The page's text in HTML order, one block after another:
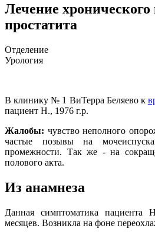
Лечение хронического
простатита
Отделение
Урология
В клинику № 1 ВиТерра Беляево к
пациент Н., 1976 г.р.
Жалобы: чувство неполного
частые позывы на
промежности. Так же - на
полового акта.
Из анамнеза
Данная симптоматика пациента
месяцев. Возникла на фоне